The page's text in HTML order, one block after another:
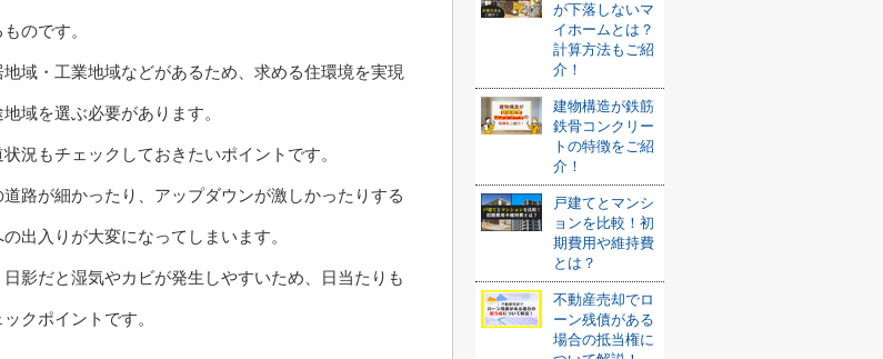
のです。
域・工業地域などがあるため、求める住環境を実現
域を選ぶ必要があります。
状況もチェックしておきたいポイントです。
路が細かったり、アップダウンが激しかったりする
出入りが大変になってしまいます。
影だと湿気やカビが発生しやすいため、日当たりも
クポイントです。
が下落しないマ
イホームとは？
計算方法もご紹
介！
建物構造が鉄筋
鉄骨コンクリー
トの特徴をご紹
介！
戸建てとマンシ
ョンを比較！初
期費用や維持費
とは？
不動産売却でロ
ーン残債がある
場合の抵当権に